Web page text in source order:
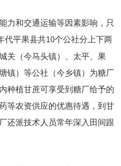
力和交通运输等因素影响，只
代平果县共10个公社分上下两
关（今马头镇）、太平、果
镇）等公社（今乡镇）为糖厂
种植甘蔗可享受到糖厂给予的
等农资供应的优惠待遇，到甘
还派技术人员常年深入田间跟